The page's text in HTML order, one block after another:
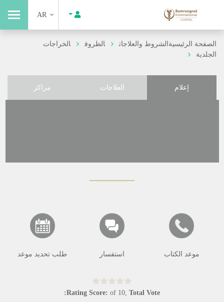
AR
الصفحة الرئيسيةالشروط والعلاجات الظروف
الخراجات
الجلدية
إعلام العلاجات مراكز
موعد الكتاب استفسار طلب تحديد موعد
Rating Score: of 10, Total Vote: